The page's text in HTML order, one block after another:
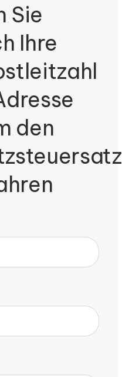
Sie
Ihre
den